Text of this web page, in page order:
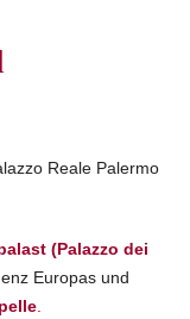
(Palazzo dei
Europas und